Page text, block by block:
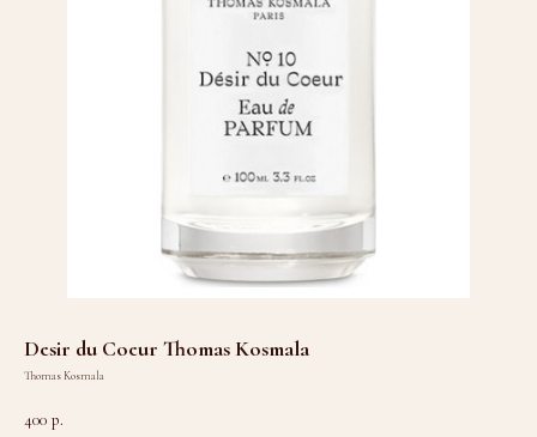
Desir du Coeur Thomas Kosmala
Thomas Kosmala
400 р.